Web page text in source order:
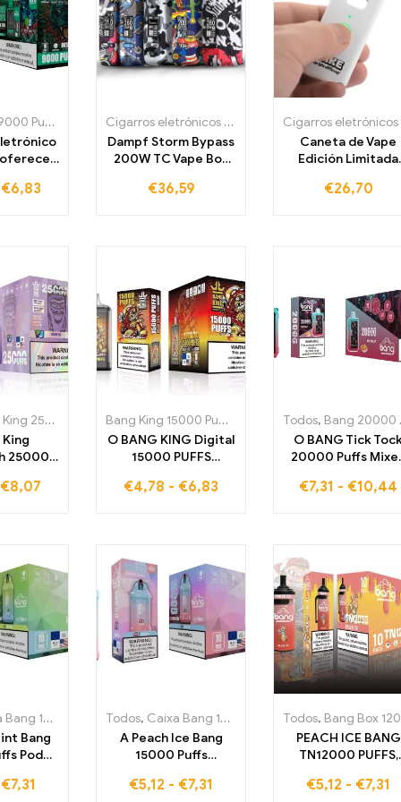
Caixa Bang 9000 Puffs Cigarros eletrónicos descartáveis Portugal,Cigarros
sabor
€6,83
Cigarros eletrónicos descartáveis Portugal ,
Dampf Storm Bypass
200W TC Vape Box
Storm230 Mode
€36,59
Caneta de Vape
Edición Limitada
Live Harz Vape Pen
€26,70
25000 Puffs Cigarros eletrónicos descartáveis Portugal,
King
25000
duplos
€8,07
Bang King 15000 Puffs Cigarros eletrónicos
O BANG KING Digital
15000 PUFFS
oferece 15000
cada tragada
€4,78 - €6,83
Todos, Bang 20000 Puffs
O BANG Tick
20000 Puffs
deliciosa mistura de
e cheia de prazer
€7,31 - €10,44
15000 Puffs ,Cigarros eletrónicos descartáveis Portugal ,
Bang
Pod
oferece
€7,31
Todos, Caixa Bang 15000 Puffs ,Cigarros
A Peach Ice Bang
15000 Puffs
Disposable Pod
€5,12 - €7,31
Todos, Bang Box 12000 Puffs
PEACH ICE BANG
TN12000 PUFFS,
descartável que
€5,12 - €7,31